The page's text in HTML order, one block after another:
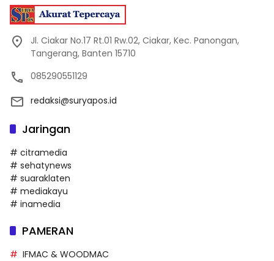
Jl. Ciakar No.17 Rt.01 Rw.02, Ciakar, Kec. Panongan,
Tangerang, Banten 15710
085290551129
redaksi@suryapos.id
Jaringan
# citramedia
# sehatynews
# suaraklaten
# mediakayu
# inamedia
PAMERAN
IFMAC & WOODMAC